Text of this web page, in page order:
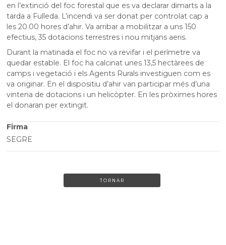
en l’extinció del foc forestal que es va declarar dimarts a la
tarda a Fulleda. L’incendi va ser donat per controlat cap a
les 20.00 hores d’ahir. Va arribar a mobilitzar a uns 150
efectius, 35 dotacions terrestres i nou mitjans aeris.
Durant la matinada el foc no va revifar i el perímetre va
quedar estable. El foc ha calcinat unes 13,5 hectàrees de
camps i vegetació i els Agents Rurals investiguen com es
va originar. En el dispositiu d’ahir van participar més d’una
vintena de dotacions i un helicòpter. En les pròximes hores
el donaran per extingit.
Firma
SEGRE
TORNAR